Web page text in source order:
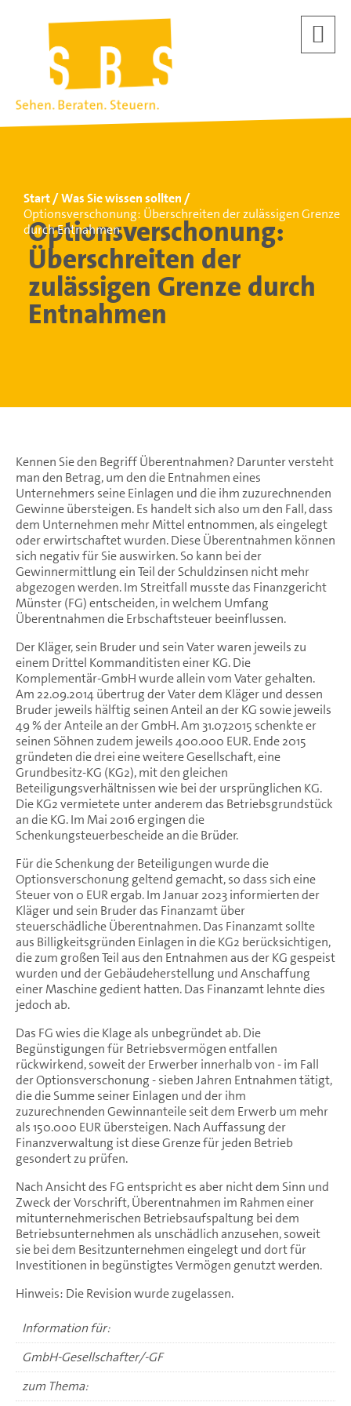
Start
Was Sie wissen sollten
Optionsverschonung: Überschreiten der zulässigen Grenze
durch Entnahmen
Optionsverschonung:
Überschreiten der
zulässigen Grenze durch
Entnahmen
Kennen Sie den Begriff Überentnahmen? Darunter versteht
man den Betrag, um den die Entnahmen eines
Unternehmers seine Einlagen und die ihm zuzurechnenden
Gewinne übersteigen. Es handelt sich also um den Fall, dass
dem Unternehmen mehr Mittel entnommen, als eingelegt
oder erwirtschaftet wurden. Diese Überentnahmen können
sich negativ für Sie auswirken. So kann bei der
Gewinnermittlung ein Teil der Schuldzinsen nicht mehr
abgezogen werden. Im Streitfall musste das Finanzgericht
Münster (FG) entscheiden, in welchem Umfang
Überentnahmen die Erbschaftsteuer beeinflussen.
Der Kläger, sein Bruder und sein Vater waren jeweils zu
einem Drittel Kommanditisten einer KG. Die
Komplementär-GmbH wurde allein vom Vater gehalten.
Am 22.09.2014 übertrug der Vater dem Kläger und dessen
Bruder jeweils hälftig seinen Anteil an der KG sowie jeweils
49 % der Anteile an der GmbH. Am 31.07.2015 schenkte er
seinen Söhnen zudem jeweils 400.000 EUR. Ende 2015
gründeten die drei eine weitere Gesellschaft, eine
Grundbesitz-KG (KG2), mit den gleichen
Beteiligungsverhältnissen wie bei der ursprünglichen KG.
Die KG2 vermietete unter anderem das Betriebsgrundstück
an die KG. Im Mai 2016 ergingen die
Schenkungsteuerbescheide an die Brüder.
Für die Schenkung der Beteiligungen wurde die
Optionsverschonung geltend gemacht, so dass sich eine
Steuer von 0 EUR ergab. Im Januar 2023 informierten der
Kläger und sein Bruder das Finanzamt über
steuerschädliche Überentnahmen. Das Finanzamt sollte
aus Billigkeitsgründen Einlagen in die KG2 berücksichtigen,
die zum großen Teil aus den Entnahmen aus der KG gespeist
wurden und der Gebäudeherstellung und Anschaffung
einer Maschine gedient hatten. Das Finanzamt lehnte dies
jedoch ab.
Das FG wies die Klage als unbegründet ab. Die
Begünstigungen für Betriebsvermögen entfallen
rückwirkend, soweit der Erwerber innerhalb von - im Fall
der Optionsverschonung - sieben Jahren Entnahmen tätigt,
die die Summe seiner Einlagen und der ihm
zuzurechnenden Gewinnanteile seit dem Erwerb um mehr
als 150.000 EUR übersteigen. Nach Auffassung der
Finanzverwaltung ist diese Grenze für jeden Betrieb
gesondert zu prüfen.
Nach Ansicht des FG entspricht es aber nicht dem Sinn und
Zweck der Vorschrift, Überentnahmen im Rahmen einer
mitunternehmerischen Betriebsaufspaltung bei dem
Betriebsunternehmen als unschädlich anzusehen, soweit
sie bei dem Besitzunternehmen eingelegt und dort für
Investitionen in begünstigtes Vermögen genutzt werden.
Hinweis: Die Revision wurde zugelassen.
Information für:
GmbH-Gesellschafter/-GF
zum Thema: